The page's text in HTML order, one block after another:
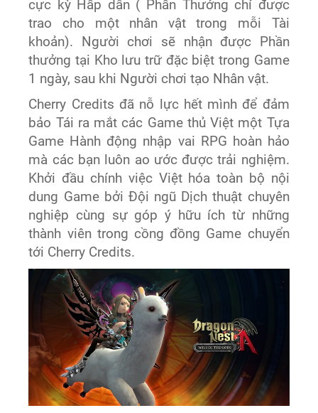
cực kỳ Hấp dẫn ( Phần Thưởng chỉ được
trao cho một nhân vật trong mỗi Tài
khoản). Người chơi sẽ nhận được Phần
thưởng tại Kho lưu trữ đặc biệt trong Game
1 ngày, sau khi Người chơi tạo Nhân vật.
Cherry Credits đã nỗ lực hết mình để đảm
bảo Tái ra mắt các Game thủ Việt một Tựa
Game Hành động nhập vai RPG hoàn hảo
mà các bạn luôn ao ước được trải nghiệm.
Khởi đầu chính việc Việt hóa toàn bộ nội
dung Game bởi Đội ngũ Dịch thuật chuyên
nghiệp cùng sự góp ý hữu ích từ những
thành viên trong cồng đồng Game chuyển
tới Cherry Credits.